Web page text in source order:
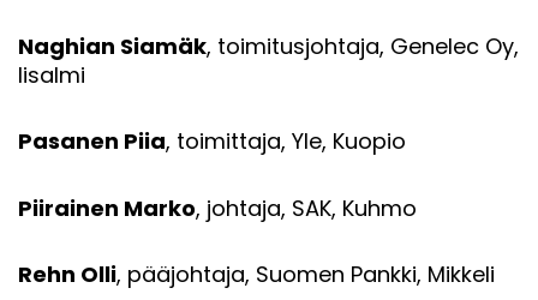
Naghian Siamäk, toimitusjohtaja, Genelec Oy,
Iisalmi
Pasanen Piia, toimittaja, Yle, Kuopio
Piirainen Marko, johtaja, SAK, Kuhmo
Rehn Olli, pääjohtaja, Suomen Pankki, Mikkeli